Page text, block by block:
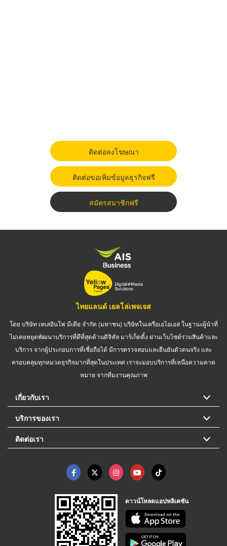
ติดต่อลงโฆษณา
ติดต่อขอเพิ่มข้อมูลธุรกิจฟรี
สมัครสมาชิกฟรี
ไทยแลนด์ เยลโล่เพจเจส
โดย บริษัท เทเลอินโฟ มีเดีย จำกัด (มหาชน) บริษัทในเครือเอไอเอส ในฐานะผู้นำที่
ไม่เคยหยุดพัฒนาบริการที่ดีที่สุดด้านดิจิทัล มาร์เก็ตติ้ง ผ่านเว็บไซต์รวมสินค้าและ
บริการ จากผู้ประกอบการที่เชื่อถือได้ มีการตรวจสอบและยืนยันตัวตนจริง และ
ครอบคลุมทุกหมวดธุรกิจมากที่สุดในประเทศ เราจะมอบบริการที่เหนือความคาด
หมาย จากทีมงานคุณภาพ
เกี่ยวกับเรา
บริการของเรา
ติดต่อเรา
ดาวน์โหลดแอปพลิเคชัน